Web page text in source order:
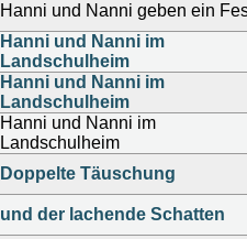
Hanni und Nanni geben ein
Hanni und Nanni im
Landschulheim
Hanni und Nanni im
Landschulheim
Hanni und Nanni im
Landschulheim
Doppelte Täuschung
und der lachende Schatten